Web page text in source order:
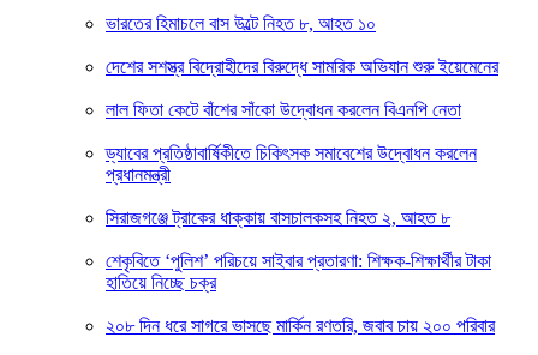
ভারতের হিমাচলে বাস উল্টে নিহত ৮, আহত ১০
দেশের সশস্ত্র বিদ্রোহীদের বিরুদ্ধে সামরিক অভিযান শুরু ইয়েমেনের
লাল ফিতা কেটে বাঁশের সাঁকো উদ্বোধন করলেন বিএনপি নেতা
ড্যাবের প্রতিষ্ঠাবার্ষিকীতে চিকিৎসক সমাবেশের উদ্বোধন করলেন
প্রধানমন্ত্রী
সিরাজগঞ্জে ট্রাকের ধাক্কায় বাসচালকসহ নিহত ২, আহত ৮
শেকৃবিতে ‘পুলিশ’ পরিচয়ে সাইবার প্রতারণা: শিক্ষক-শিক্ষার্থীর টাকা
হাতিয়ে নিচ্ছে চক্র
২০৮ দিন ধরে সাগরে ভাসছে মার্কিন রণতরি, জবাব চায় ২০০ পরিবার